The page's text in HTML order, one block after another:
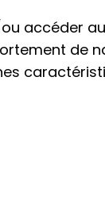
accéder
de